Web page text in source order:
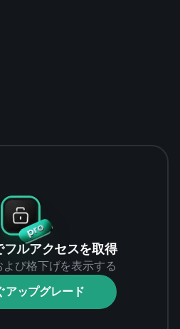
ルアクセスを取得
び格下げを表示する
アップグレード